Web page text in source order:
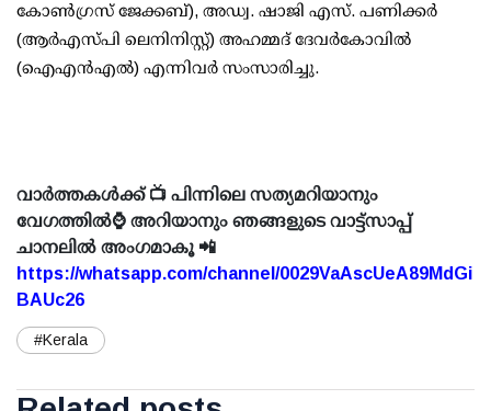
കോണ്‍ഗ്രസ് ജേക്കബ്), അഡ്വ. ഷാജി എസ്. പണിക്കര്‍
(ആര്‍എസ്പി ലെനിനിസ്റ്റ്) അഹമ്മദ് ദേവര്‍കോവില്‍
(ഐഎന്‍എല്‍) എന്നിവര്‍ സംസാരിച്ചു.
വാർത്തകൾക്ക് 📺 പിന്നിലെ സത്യമറിയാനും
വേഗത്തിൽ⌚ അറിയാനും ഞങ്ങളുടെ വാട്ട്സാപ്പ്
ചാനലിൽ അംഗമാകൂ 📲
https://whatsapp.com/channel/0029VaAscUeA89MdGi
BAUc26
#Kerala